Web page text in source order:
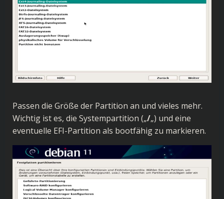
Passen die Größe der Partition an und vieles mehr.
Wichtig ist es, die Systempartition („/„) und eine
eventuelle EFI-Partition als bootfähig zu markieren.